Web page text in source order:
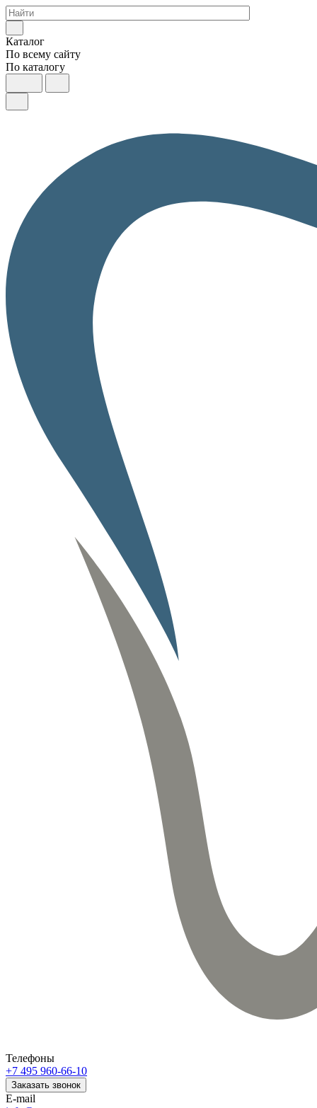
Каталог
По всему сайту
По каталогу
Телефоны
+7 495 960-66-10
Заказать звонок
E-mail